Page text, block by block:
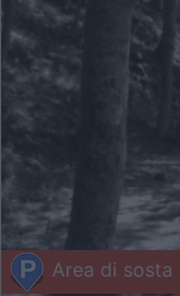
Area di sosta